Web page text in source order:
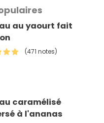
au yaourt fait
(471 notes)
caramélisé
à l'ananas